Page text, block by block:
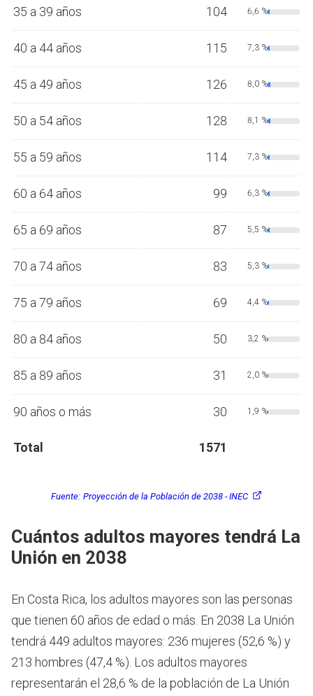
35 a 39 años 104 6,6 %
40 a 44 años 115 7,3 %
45 a 49 años 126 8,0 %
50 a 54 años 128 8,1 %
55 a 59 años 114 7,3 %
60 a 64 años 99 6,3 %
65 a 69 años 87 5,5 %
70 a 74 años 83 5,3 %
75 a 79 años 69 4,4 %
80 a 84 años 50 3,2 %
85 a 89 años 31 2,0 %
90 años o más 30 1,9 %
Total 1571
Fuente: Proyección de la Población de 2038 - INEC
Cuántos adultos mayores tendrá La
Unión en 2038
En Costa Rica, los adultos mayores son las personas
que tienen 60 años de edad o más. En 2038 La Unión
tendrá 449 adultos mayores: 236 mujeres (52,6 %) y
213 hombres (47,4 %). Los adultos mayores
representarán el 28,6 % de la población de La Unión